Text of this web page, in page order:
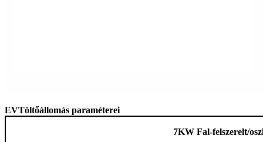
EVTöltőállomás paraméterei
7KW Fal-felszerelt/